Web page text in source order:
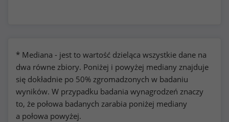
* Mediana - jest to wartość dzieląca wszystkie dane na
dwa równe zbiory. Poniżej i powyżej mediany znajduje
się dokładnie po 50% zgromadzonych w badaniu
wyników. W przypadku badania wynagrodzeń znaczy
to, że połowa badanych zarabia poniżej mediany
a połowa powyżej.